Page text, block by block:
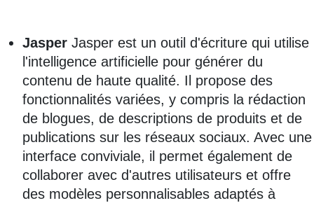
Jasper Jasper est un outil d'écriture qui utilise
l'intelligence artificielle pour générer du
contenu de haute qualité. Il propose des
fonctionnalités variées, y compris la rédaction
de blogues, de descriptions de produits et de
publications sur les réseaux sociaux. Avec une
interface conviviale, il permet également de
collaborer avec d'autres utilisateurs et offre
des modèles personnalisables adaptés à